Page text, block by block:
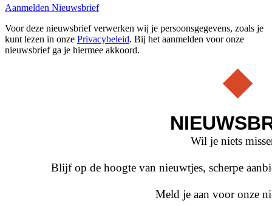
Aanmelden Nieuwsbrief
Voor deze nieuwsbrief verwerken wij je persoonsgegevens, zoals je
kunt lezen in onze Privacybeleid. Bij het aanmelden voor onze
nieuwsbrief ga je hiermee akkoord.
Wil je niets
Blijf op de hoogte van nieuwtjes, scherpe
Meld je aan voor onze